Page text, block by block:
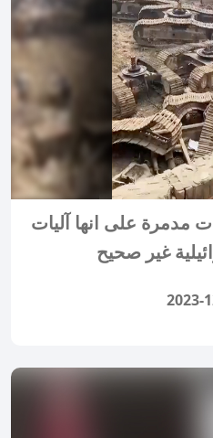
مدمرة على انها آليات
غير صحيح
2023-